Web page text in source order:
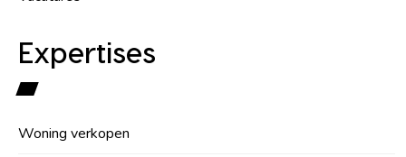
Expertises
Woning verkopen